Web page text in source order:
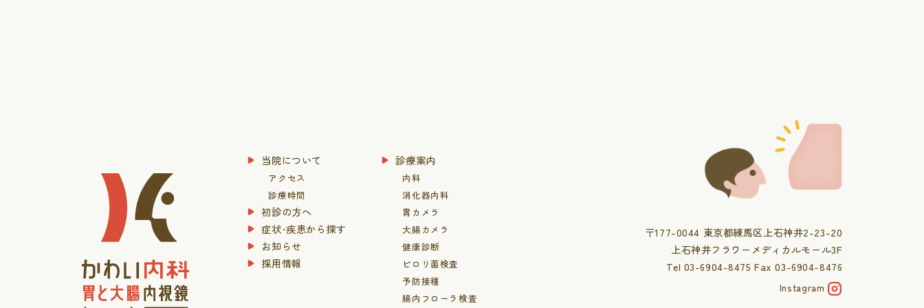
当院について
アクセス
診療時間
初診の方へ
症状・疾患から探す
お知らせ
採用情報
診療案内
内科
消化器内科
胃カメラ
大腸カメラ
健康診断
ピロリ菌検査
予防接種
腸内フローラ検査
〒177-0044 東京都練馬区上石神井2-23-20
上石神井フラワーメディカルモール3F
Tel 03-6904-8475 Fax 03-6904-8476
Instagram